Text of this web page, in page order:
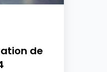
de